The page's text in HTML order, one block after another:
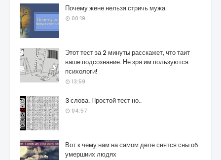
Почему жене нельзя стричь мужа
00:19
Этот тест за 2 минуты расскажет, что таит
ваше подсознание. Не зря им пользуются
психологи!
13:59
3 слова. Простой тест но..
04:57
Вот к чему нам на самом деле снятся сны об
умершиих людях